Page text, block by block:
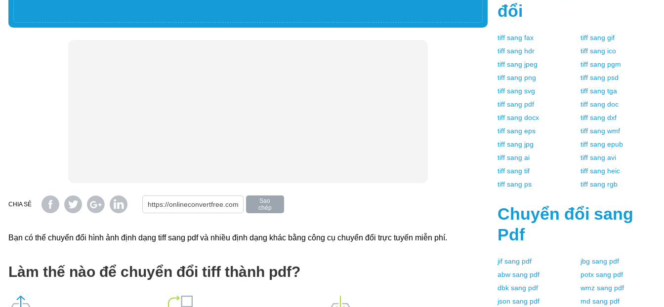
CHIA SẺ
Sao
chép
Bạn có thể chuyển đổi hình ảnh định dạng tiff sang pdf và nhiều định dạng khác bằng công cụ chuyển đổi trực tuyến miễn phí.
Làm thế nào để chuyển đổi tiff thành pdf?
đổi
tiff sang fax tiff sang gif
tiff sang hdr tiff sang ico
tiff sang jpeg tiff sang pgm
tiff sang png tiff sang psd
tiff sang svg tiff sang tga
tiff sang pdf tiff sang doc
tiff sang docx tiff sang dxf
tiff sang eps tiff sang wmf
tiff sang jpg tiff sang epub
tiff sang ai tiff sang avi
tiff sang tif tiff sang heic
tiff sang ps tiff sang rgb
Chuyển đổi sang
Pdf
jif sang pdf jbg sang pdf
abw sang pdf potx sang pdf
dbk sang pdf wmz sang pdf
json sang pdf md sang pdf